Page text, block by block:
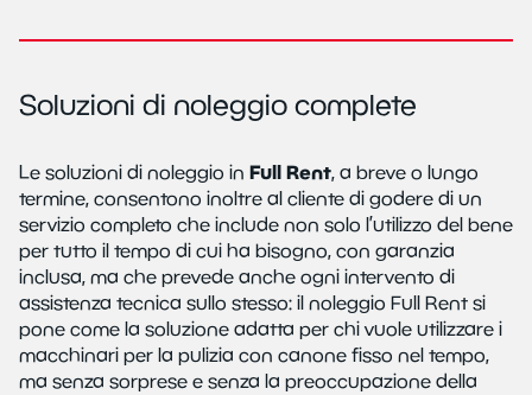
Soluzioni di noleggio complete
Le soluzioni di noleggio in Full Rent, a breve o lungo
termine, consentono inoltre al cliente di godere di un
servizio completo che include non solo l’utilizzo del bene
per tutto il tempo di cui ha bisogno, con garanzia
inclusa, ma che prevede anche ogni intervento di
assistenza tecnica sullo stesso: il noleggio Full Rent si
pone come la soluzione adatta per chi vuole utilizzare i
macchinari per la pulizia con canone fisso nel tempo,
ma senza sorprese e senza la preoccupazione della